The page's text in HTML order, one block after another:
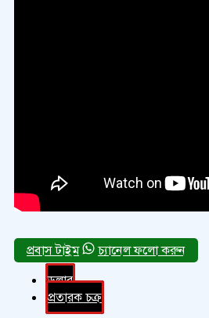
চ্যানেল ফলো করুন
ডলার
প্রতারক চক্র